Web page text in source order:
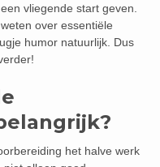
vliegende start geven.
over essentiële
humor natuurlijk. Dus
het halve werk